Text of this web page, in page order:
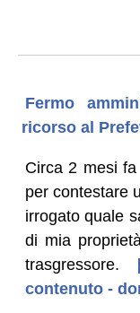
Fermo
ricorso al
Circa 2 mesi
per contestare
irrogato quale
di mia
trasgressore.
contenuto -